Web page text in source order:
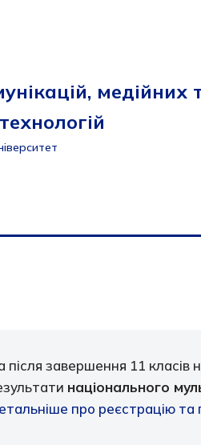
медійних
завершення 11 класів
національного
про реєстрацію